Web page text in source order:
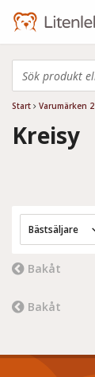
Start Varumärken 2
Kreisy
Bästsäljare
Bakåt
Bakåt